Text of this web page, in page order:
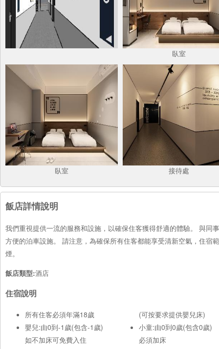
臥室
臥室 接待處
飯店詳情說明
我們重視提供一流的服務和設施，以確保住客獲得舒適的體驗。 與
方便的泊車設施。 請注意，為確保所有住客都能享受清新空氣，住
煙。
飯店類型:酒店
住宿說明
所有住客必須年滿18歲
嬰兒:由0到-1歲(包含-1歲)
如不加床可免費入住
(可按要求提供嬰兒床)
小童:由0到0歲(包含0歲)
必須加床